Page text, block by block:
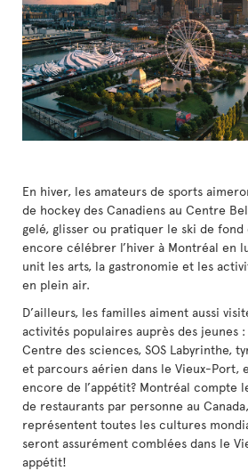
En hiver, les amateurs de sports
de hockey des Canadiens au Centre
gelé, glisser ou pratiquer le ski de fond
encore célébrer l’hiver à Montréal en
unit les arts, la gastronomie et les
en plein air.
D’ailleurs, les familles aiment aussi
activités populaires auprès des jeunes
Centre des sciences, SOS Labyrinthe,
et parcours aérien dans le Vieux-Port,
encore de l’appétit? Montréal compte
de restaurants par personne au
représentent toutes les cultures
seront assurément comblées dans le
appétit!